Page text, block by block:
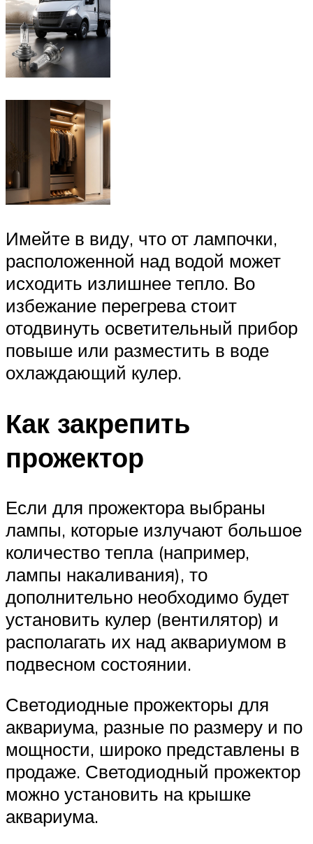
Имейте в виду, что от лампочки,
расположенной над водой может
исходить излишнее тепло. Во
избежание перегрева стоит
отодвинуть осветительный прибор
повыше или разместить в воде
охлаждающий кулер.
Как закрепить
прожектор
Если для прожектора выбраны
лампы, которые излучают большое
количество тепла (например,
лампы накаливания), то
дополнительно необходимо будет
установить кулер (вентилятор) и
располагать их над аквариумом в
подвесном состоянии.
Светодиодные прожекторы для
аквариума, разные по размеру и по
мощности, широко представлены в
продаже. Светодиодный прожектор
можно установить на крышке
аквариума.